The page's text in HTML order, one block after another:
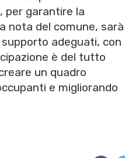
per garantire la
nota del comune, sarà
adeguati, con
è del tutto
un quadro
e migliorando